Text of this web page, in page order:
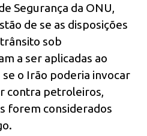
Segurança da ONU,
de se as disposições
sob
a ser aplicadas ao
o Irão poderia invocar
contra petroleiros,
forem considerados